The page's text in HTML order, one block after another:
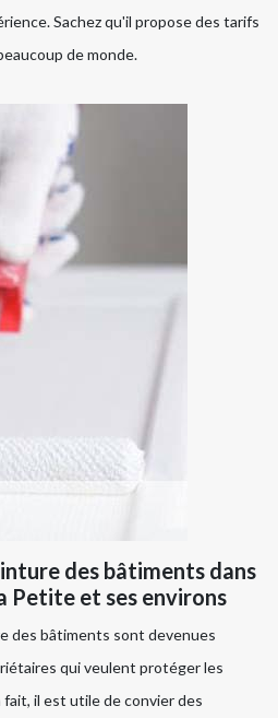
Sachez qu'il propose des tarifs
de monde.
des bâtiments dans
Petite et ses environs
des bâtiments sont devenues
qui veulent protéger les
fait, il est utile de convier des